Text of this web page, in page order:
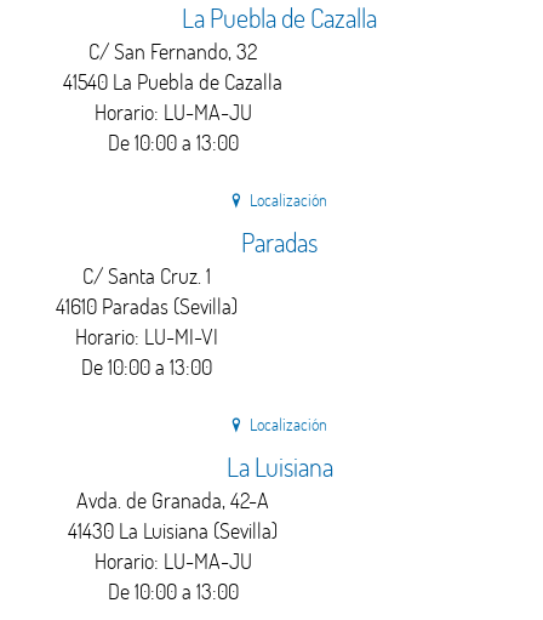
La Puebla de Cazalla
C/ San Fernando, 32
41540 La Puebla de Cazalla
Horario: LU-MA-JU
De 10:00 a 13:00
Localización
Paradas
C/ Santa Cruz. 1
41610 Paradas (Sevilla)
Horario: LU-MI-VI
De 10:00 a 13:00
Localización
La Luisiana
Avda. de Granada, 42-A
41430 La Luisiana (Sevilla)
Horario: LU-MA-JU
De 10:00 a 13:00